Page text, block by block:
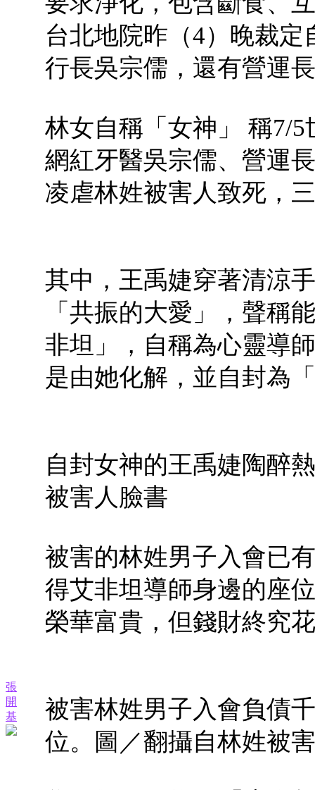
張
開
基
台北地院昨（4）晚裁
行長吳宗儒，還有營運
林女自稱「女神」 稱7/
網紅牙醫吳宗儒、營運
凌虐林姓被害人致死，
其中，王禹婕穿著清涼
「共振的大愛」，聲稱
非坦」，自稱為心靈導
是由她化解，並自封為
自封女神的王禹婕陶醉
被害人臉書
被害的林姓男子入會已
得艾非坦導師身邊的座
榮華富貴，但錢財終究
被害林姓男子入會負債
位。圖／翻攝自林姓被